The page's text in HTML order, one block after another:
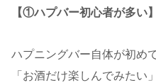
【①ハプバー初心者が多い】
ハプニングバー自体が初め
「お酒だけ楽しんでみたい